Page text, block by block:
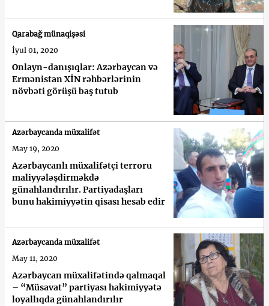
Onlayn-danışıqlar: Azərbaycan və
Ermənistan XİN rəhbərlərinin
növbəti görüşü baş tutub
Qarabağ münaqişəsi
İyul 01, 2020
Azərbaycanlı müxalifətçi terroru
maliyyələşdirməkdə
günahlandırılır. Partiyadaşları
bunu hakimiyyətin qisası hesab edir
Azərbaycanda müxalifət
May 19, 2020
Azərbaycan müxalifətində qalmaqal
– “Müsavat” partiyası hakimiyyətə
loyallıqda günahlandırılır
Azərbaycanda müxalifət
May 11, 2020